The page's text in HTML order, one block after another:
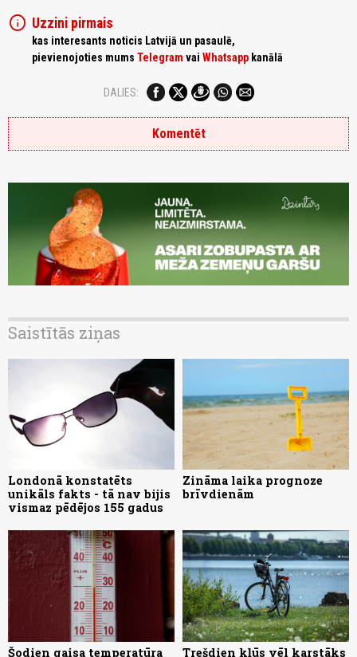
info Uzzini pirmais
kas interesants noticis Latvijā un pasaulē,
pievienojoties mums Telegram vai Whatsapp kanālā
DALIES:
Komentēt
Saistītās ziņas
Londonā konstatēts
unikāls fakts - tā nav bijis
vismaz pēdējos 155 gadus
Zināma laika prognoze
brīvdienām
Šodien gaisa temperatūra
Trešdien kļūs vēl karstāks